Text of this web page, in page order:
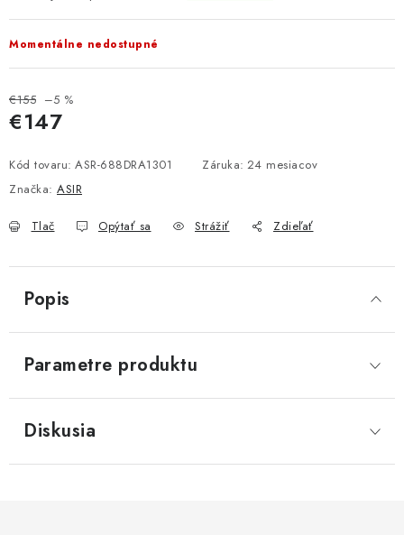
Momentálne nedostupné
€155 –5 %
€147
Kód tovaru: ASR-688DRA1301 Záruka: 24 mesiacov
Značka: ASIR
Tlač Opýtať sa Strážiť Zdieľať
Popis
Parametre produktu
Diskusia